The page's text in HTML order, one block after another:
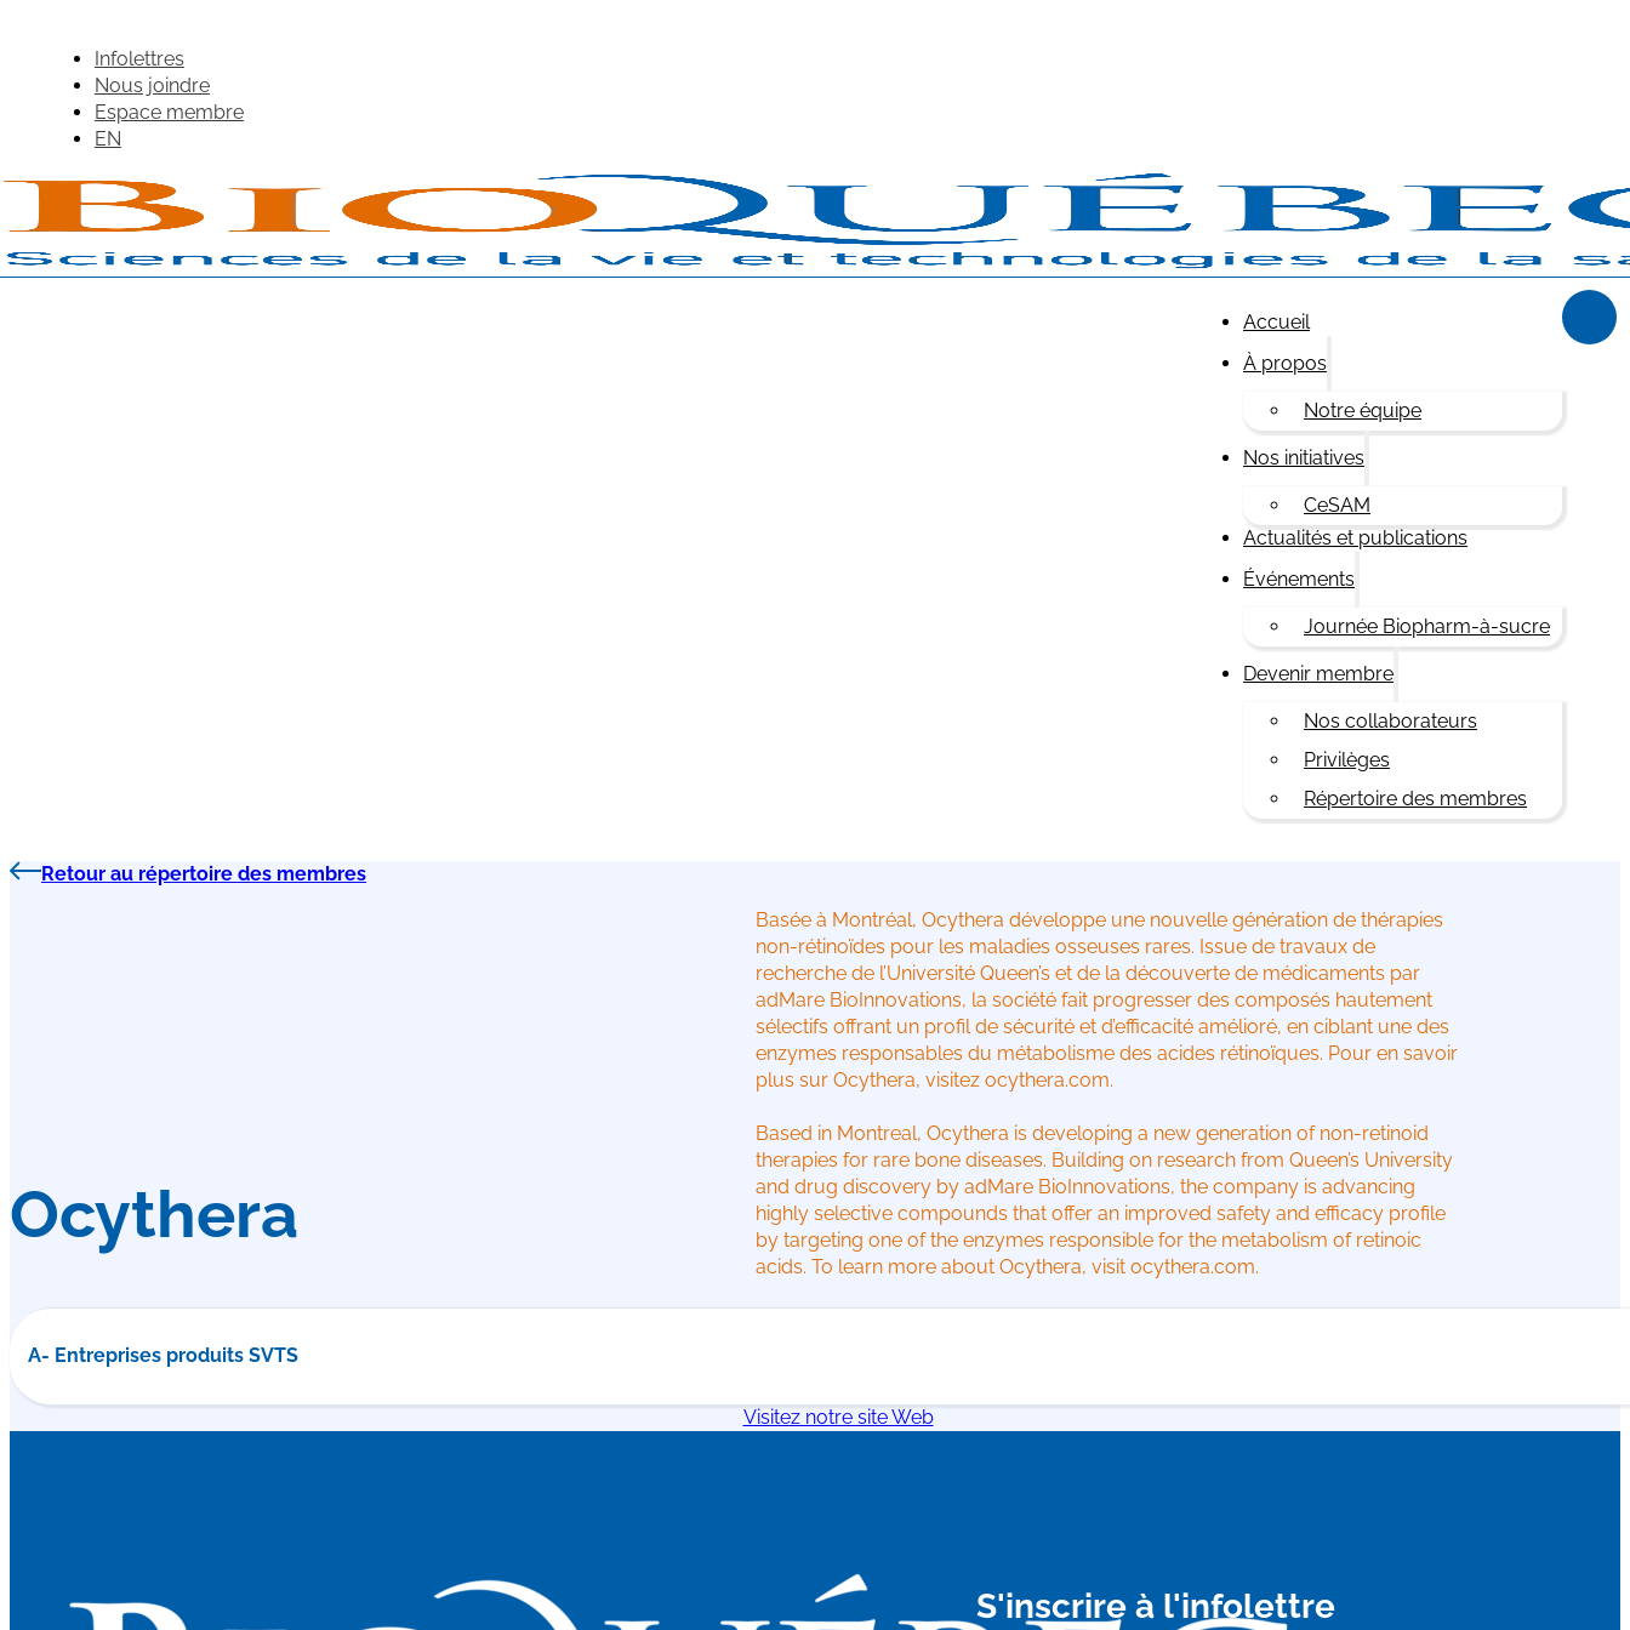
Accueil
À propos
Notre équipe
Nos initiatives
CeSAM
Actualités et publications
Événements
Journée Biopharm-à-sucre
Devenir membre
Nos collaborateurs
Privilèges
Répertoire des membres
Infolettres
Nous joindre
Espace membre
EN
Retour au répertoire des membres
Ocythera
A- Entreprises produits SVTS
Visitez notre site Web
Basée à Montréal, Ocythera développe une nouvelle génération de thérapies
non-rétinoïdes pour les maladies osseuses rares. Issue de travaux de
recherche de l’Université Queen’s et de la découverte de médicaments par
adMare BioInnovations, la société fait progresser des composés hautement
sélectifs offrant un profil de sécurité et d’efficacité amélioré, en ciblant une des
enzymes responsables du métabolisme des acides rétinoïques. Pour en savoir
plus sur Ocythera, visitez ocythera.com.
Based in Montreal, Ocythera is developing a new generation of non-retinoid
therapies for rare bone diseases. Building on research from Queen’s University
and drug discovery by adMare BioInnovations, the company is advancing
highly selective compounds that offer an improved safety and efficacy profile
by targeting one of the enzymes responsible for the metabolism of retinoic
acids. To learn more about Ocythera, visit ocythera.com.
S'inscrire à l'infolettre